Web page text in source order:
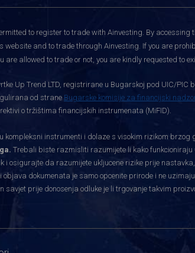
to register to trade with Ainvesting. By accessing
website and to trade through Ainvesting. If you are
are allowed to trade or not, you are kindly requested to
Up Trend LTD, registrirane u Bugarskoj pod UIC/
od strane Bugarske komisije za financijski
o tržištima financijskih instrumenata (MiFID).
kompleksni instrumenti i dolaze s visokim rizikom
Trebali biste razmisliti razumijete li kako
i osigurajte da razumijete ukljucene rizike prije
dokumenata je samo opcenite prirode i ne
savjet prije donosenja odluke je li trgovanje takvim